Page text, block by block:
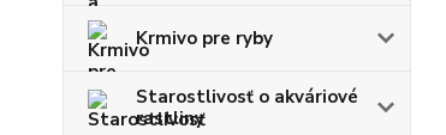
Krmivo pre ryby
Starostlivosť o akváriové
rastliny